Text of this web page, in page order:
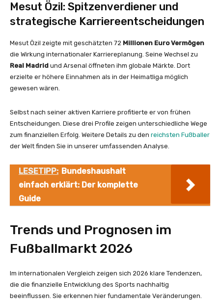
Mesut Özil: Spitzenverdiener und
strategische Karriereentscheidungen
Mesut Özil zeigte mit geschätzten 72 Millionen Euro Vermögen
die Wirkung internationaler Karriereplanung. Seine Wechsel zu
Real Madrid und Arsenal öffneten ihm globale Märkte. Dort
erzielte er höhere Einnahmen als in der Heimatliga möglich
gewesen wären.
Selbst nach seiner aktiven Karriere profitierte er von frühen
Entscheidungen. Diese drei Profile zeigen unterschiedliche Wege
zum finanziellen Erfolg. Weitere Details zu den reichsten Fußballer
der Welt finden Sie in unserer umfassenden Analyse.
LESETIPP: Bundeshaushalt
einfach erklärt: Der komplette
Guide
Trends und Prognosen im
Fußballmarkt 2026
Im internationalen Vergleich zeigen sich 2026 klare Tendenzen,
die die finanzielle Entwicklung des Sports nachhaltig
beeinflussen. Sie erkennen hier fundamentale Veränderungen.